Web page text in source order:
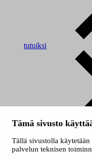
Tämä sivusto
Tällä sivustolla
palvelun teknisen
tutuiksi
kenraaliharjoitukseen
Liput